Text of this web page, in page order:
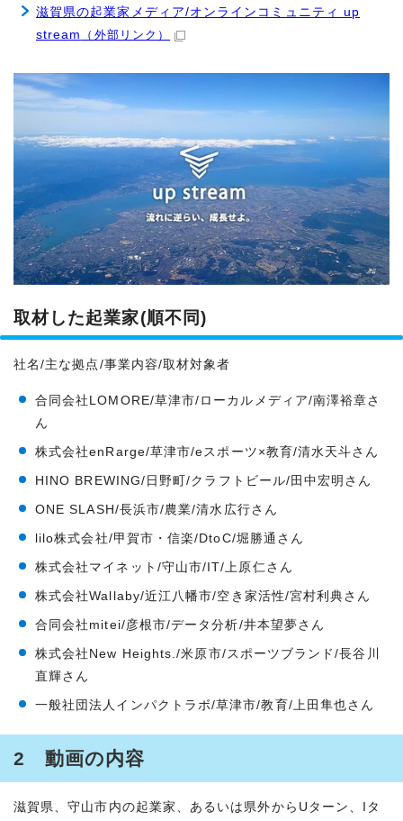
滋賀県の起業家メディア/オンラインコミュニティ up
stream
（外部リンク）
取材した起業家(順不同)
社名/主な拠点/事業内容/取材対象者
合同会社LOMORE/草津市/ローカルメディア/南澤裕章さ
ん
株式会社enRarge/草津市/eスポーツ×教育/清水天斗さん
HINO BREWING/日野町/クラフトビール/田中宏明さん
ONE SLASH/長浜市/農業/清水広行さん
lilo株式会社/甲賀市・信楽/DtoC/堀勝通さん
株式会社マイネット/守山市/IT/上原仁さん
株式会社Wallaby/近江八幡市/空き家活性/宮村利典さん
合同会社mitei/彦根市/データ分析/井本望夢さん
株式会社New Heights./米原市/スポーツブランド/長谷川
直輝さん
一般社団法人インパクトラボ/草津市/教育/上田隼也さん
2 動画の内容
滋賀県、守山市内の起業家、あるいは県外からUターン、Iタ